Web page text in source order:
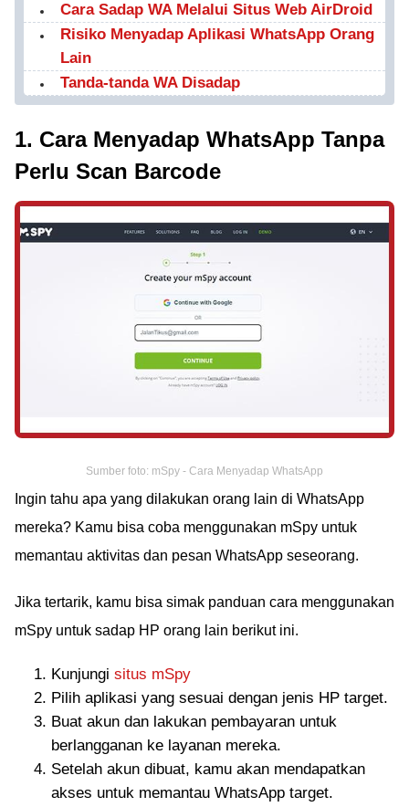
Cara Sadap WA Melalui Situs Web AirDroid
Risiko Menyadap Aplikasi WhatsApp Orang
Lain
Tanda-tanda WA Disadap
1. Cara Menyadap WhatsApp Tanpa
Perlu Scan Barcode
Sumber foto: mSpy - Cara Menyadap WhatsApp
Ingin tahu apa yang dilakukan orang lain di WhatsApp
mereka? Kamu bisa coba menggunakan mSpy untuk
memantau aktivitas dan pesan WhatsApp seseorang.
Jika tertarik, kamu bisa simak panduan cara menggunakan
mSpy untuk sadap HP orang lain berikut ini.
Kunjungi situs mSpy
Pilih aplikasi yang sesuai dengan jenis HP target.
Buat akun dan lakukan pembayaran untuk
berlangganan ke layanan mereka.
Setelah akun dibuat, kamu akan mendapatkan
akses untuk memantau WhatsApp target.